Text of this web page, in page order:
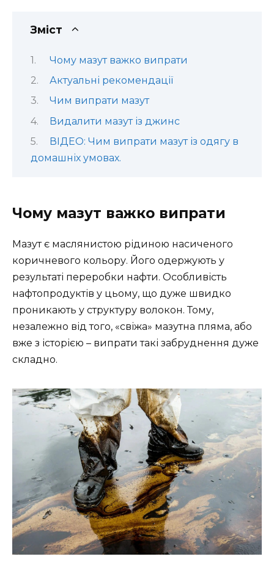
Зміст
Чому мазут важко випрати
Актуальні рекомендації
Чим випрати мазут
Видалити мазут із джинс
ВІДЕО: Чим випрати мазут із одягу в
домашніх умовах.
Чому мазут важко випрати
Мазут є маслянистою рідиною насиченого
коричневого кольору. Його одержують у
результаті переробки нафти. Особливість
нафтопродуктів у цьому, що дуже швидко
проникають у структуру волокон. Тому,
незалежно від того, «свіжа» мазутна пляма, або
вже з історією – випрати такі забруднення дуже
складно.